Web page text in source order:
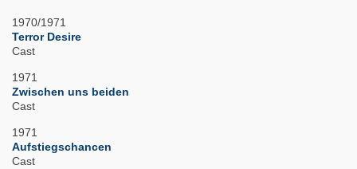
1970/1971
Terror Desire
Cast
1971
Zwischen uns beiden
Cast
1971
Aufstiegschancen
Cast